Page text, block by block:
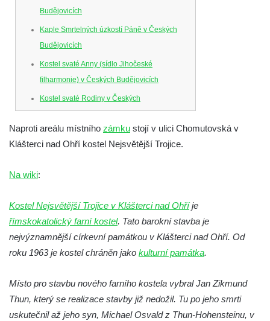
Budějovicích
Kaple Smrtelných úzkostí Páně v Českých
Budějovicích
Kostel svaté Anny (sídlo Jihočeské
filharmonie) v Českých Budějovicích
Kostel svaté Rodiny v Českých
Budějovicích
Kostel Obětování Panny Marie u kláštera
dominikánů v Českých Budějovicích
Dělnická v Kamenném Újezdě
Bývalý kostel svatých Filipa a Jakuba na
náměstí J. V. Kamarýta ve Velešíně
Kaple na hřbitově ve Velešíně
Poutní areál Římov
Naproti areálu místního zámku stojí v ulici Chomutovská v
Klášterci nad Ohří kostel Nejsvětější Trojice.
Na wiki:
Kostel Nejsvětější Trojice v Klášterci nad Ohříje
římskokatolický farní kostel. Tato barokní stavba je
nejvýznamnější církevní památkou v Klášterci nad Ohří. Od
roku 1963 je kostel chráněn jako kulturní památka.
Místo pro stavbu nového farního kostela vybral Jan Zikmund
Thun, který se realizace stavby již nedožil. Tu po jeho smrti
uskutečnil až jeho syn, Michael Osvald z Thun-Hohensteinu, v